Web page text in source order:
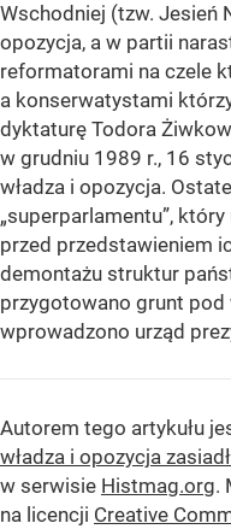
Wschodniej (tzw. Jesień
opozycja, a w partii
reformatorami na czele
a konserwatystami
dyktaturę Todora
w grudniu 1989 r., 16
władza i opozycja.
„superparlamentu”,
przed przedstawieniem
demontażu struktur
przygotowano grunt
wprowadzono urząd
Autorem tego artykułu
władza i opozycja
w serwisie Histmag.org.
na licencji Creative